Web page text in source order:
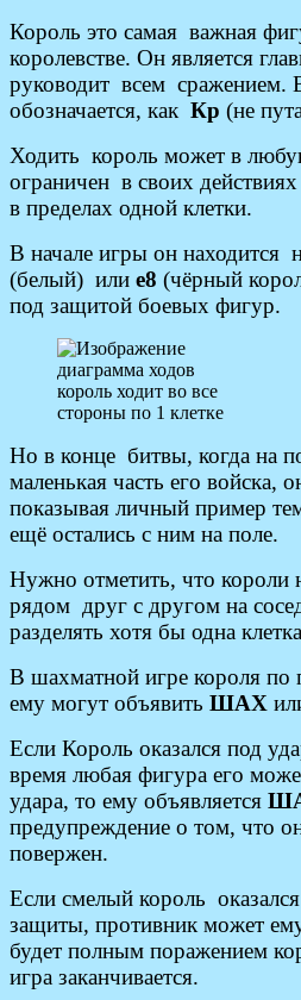
Король это самая важная
королевстве. Он является
руководит всем сражением.
обозначается, как Кр (не
Ходить король может в
ограничен в своих
в пределах одной клетки.
В начале игры он находится
(белый) или е8 (чёрный
под защитой боевых фигур.
король ходит во все
стороны по 1 клетке
Но в конце битвы, когда на
маленькая часть его войска,
показывая личный пример
ещё остались с ним на поле.
Нужно отметить, что короли
рядом друг с другом на
разделять хотя бы одна
В шахматной игре короля по
ему могут объявить ШАХ
Если Король оказался под
время любая фигура его
удара, то ему объявляется
предупреждение о том, что
повержен.
Если смелый король
защиты, противник может
будет полным поражением
игра заканчивается.